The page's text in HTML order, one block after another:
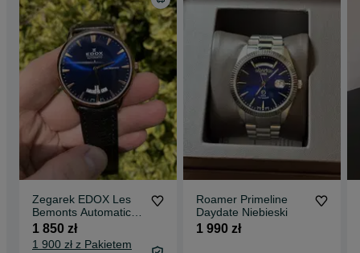
Zegarek EDOX Les
Bemonts Automatic
Day-Date
1 850 zł
1 900 zł z Pakietem
Roamer Primeline
Daydate Niebieski
1 990 zł